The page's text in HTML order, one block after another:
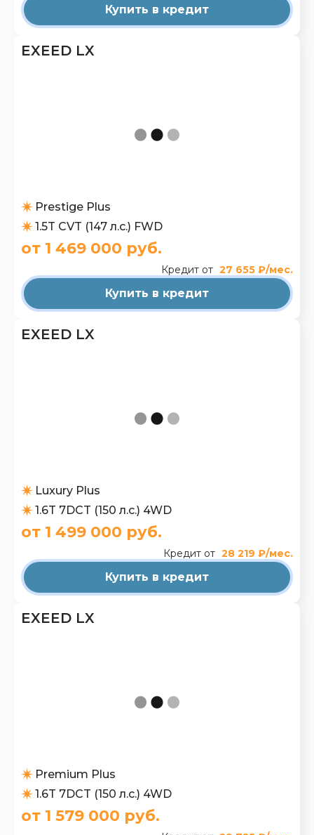
Купить в кредит
EXEED LX
Prestige Plus
1.5T CVT (147 л.с.) FWD
от 1 469 000 руб.
Кредит от 27 655 ₽/мес.
Купить в кредит
EXEED LX
Luxury Plus
1.6T 7DCT (150 л.с.) 4WD
от 1 499 000 руб.
Кредит от 28 219 ₽/мес.
Купить в кредит
EXEED LX
Premium Plus
1.6T 7DCT (150 л.с.) 4WD
от 1 579 000 руб.